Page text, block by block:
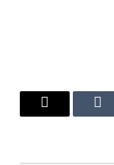
Tumblr
البريد